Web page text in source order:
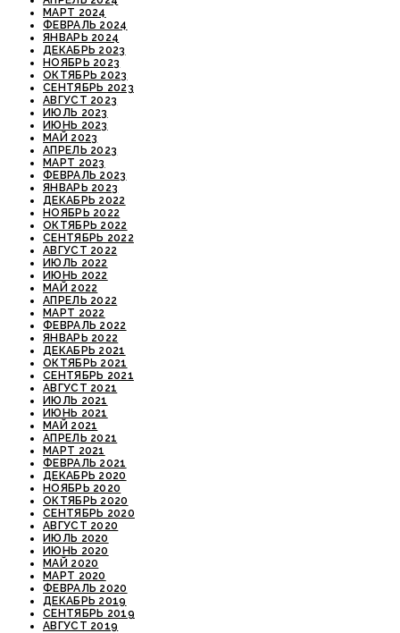
МАРТ 2024
ФЕВРАЛЬ 2024
ЯНВАРЬ 2024
ДЕКАБРЬ 2023
НОЯБРЬ 2023
ОКТЯБРЬ 2023
СЕНТЯБРЬ 2023
АВГУСТ 2023
ИЮЛЬ 2023
ИЮНЬ 2023
МАЙ 2023
АПРЕЛЬ 2023
МАРТ 2023
ФЕВРАЛЬ 2023
ЯНВАРЬ 2023
ДЕКАБРЬ 2022
НОЯБРЬ 2022
ОКТЯБРЬ 2022
СЕНТЯБРЬ 2022
АВГУСТ 2022
ИЮЛЬ 2022
ИЮНЬ 2022
МАЙ 2022
АПРЕЛЬ 2022
МАРТ 2022
ФЕВРАЛЬ 2022
ЯНВАРЬ 2022
ДЕКАБРЬ 2021
ОКТЯБРЬ 2021
СЕНТЯБРЬ 2021
АВГУСТ 2021
ИЮЛЬ 2021
ИЮНЬ 2021
МАЙ 2021
АПРЕЛЬ 2021
МАРТ 2021
ФЕВРАЛЬ 2021
ДЕКАБРЬ 2020
НОЯБРЬ 2020
ОКТЯБРЬ 2020
СЕНТЯБРЬ 2020
АВГУСТ 2020
ИЮЛЬ 2020
ИЮНЬ 2020
МАЙ 2020
МАРТ 2020
ФЕВРАЛЬ 2020
ДЕКАБРЬ 2019
СЕНТЯБРЬ 2019
АВГУСТ 2019